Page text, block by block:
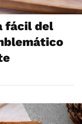
fácil del